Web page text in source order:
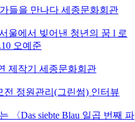
들을 만나다 세종문화회관
울에서 빚어낸 청년의 꿈 l 로
오예준
제작기 세종문화회관
정원관리(그린썸) 인터뷰
〈Das siebte Blau 일곱 번째 파